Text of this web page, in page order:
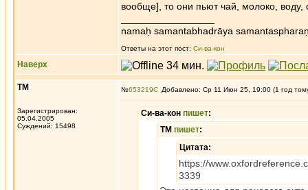
вообще], то они пьют чай, молоко,
namaḥ samantabhadrāya
Ответы на этот пост: Си-ва-кон
Наверх
ТМ
Зарегистрирован:
05.04.2005
Суждений: 15498
№653219 Добавлено: Ср 11 Июн 25, 19:00 (1 год
Си-ва-кон пишет:
ТМ пишет:
Цитата:
https://
3339